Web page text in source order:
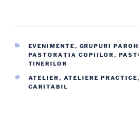
CATEGORII
EVENIMENTE , GRUPURI
PASTORAŢIA COPIILOR ,
TINERILOR
ETICHETE
ATELIER , ATELIERE PRACTICE ,
CARITABIL